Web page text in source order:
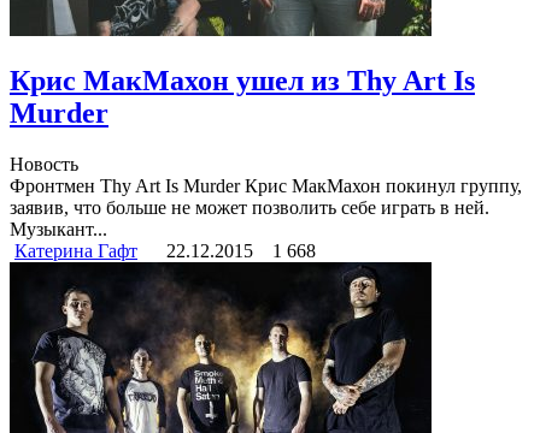
Крис МакМахон ушел из Thy Art Is
Murder
Новость
Фронтмен Thy Art Is Murder Крис МакМахон покинул группу,
заявив, что больше не может позволить себе играть в ней.
Музыкант...
Катерина Гафт
22.12.2015 1 668